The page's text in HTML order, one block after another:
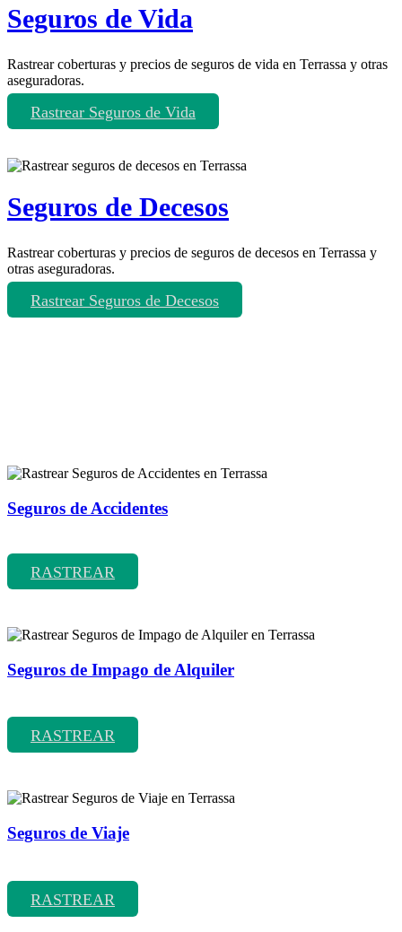
Seguros de Vida
Rastrear coberturas y precios de seguros de vida en Terrassa y otras
aseguradoras.
Rastrear Seguros de Vida
Seguros de Decesos
Rastrear coberturas y precios de seguros de decesos en Terrassa y
otras aseguradoras.
Rastrear Seguros de Decesos
Seguros de Accidentes
RASTREAR
Seguros de Impago de Alquiler
RASTREAR
Seguros de Viaje
RASTREAR